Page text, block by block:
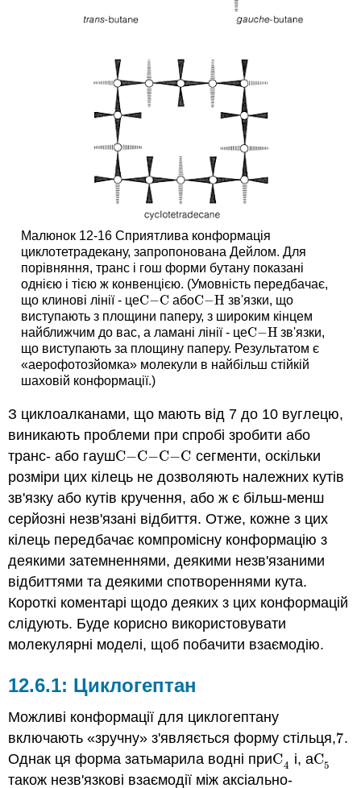
Малюнок 12-16 Сприятлива конформація
циклотетрадекану, запропонована Дейлом. Для
порівняння, транс і гош форми бутану показані
однією і тією ж конвенцією. (Умовність передбачає,
що клинові лінії - цеC−C
C−C абоC−H
C−H зв'язки, що
виступають з площини паперу, з широким кінцем
найближчим до вас, а ламані лінії - цеC−H
C−H зв'язки,
що виступають за площину паперу. Результатом є
«аерофотозйомка» молекули в найбільш стійкій
шаховій конформації.)
З циклоалканами, що мають від 7 до 10 вуглецю,
виникають проблеми при спробі зробити або
транс- або гаушC−C−C−C
C−C−C−C
сегменти, оскільки
розміри цих кілець не дозволяють належних кутів
зв'язку або кутів кручення, або ж є більш-менш
серйозні незв'язані відбиття. Отже, кожне з цих
кілець передбачає компромісну конформацію з
деякими затемненнями, деякими незв'язаними
відбиттями та деякими спотвореннями кута.
Короткі коментарі щодо деяких з цих конформацій
слідують. Буде корисно використовувати
молекулярні моделі, щоб побачити взаємодію.
Циклогептан
Можливі конформації для циклогептану
включають «зручну» з'являється форму стільця,7
7.
Однак ця форма затьмарила водні приC4
C4 і, аC5
C5
також незв'язкові взаємодії між аксіально-